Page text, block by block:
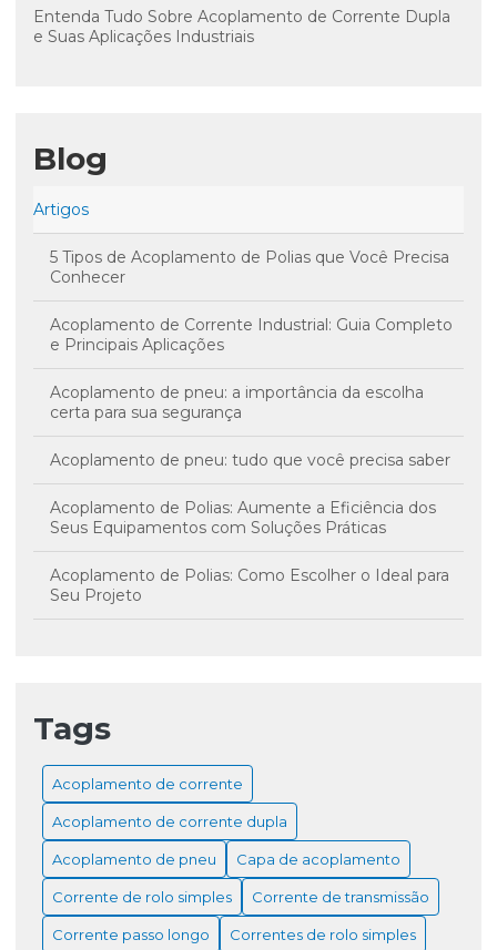
Entenda Tudo Sobre Acoplamento de Corrente Dupla
e Suas Aplicações Industriais
Blog
Artigos
5 Tipos de Acoplamento de Polias que Você Precisa
Conhecer
Acoplamento de Corrente Industrial: Guia Completo
e Principais Aplicações
Acoplamento de pneu: a importância da escolha
certa para sua segurança
Acoplamento de pneu: tudo que você precisa saber
Acoplamento de Polias: Aumente a Eficiência dos
Seus Equipamentos com Soluções Práticas
Acoplamento de Polias: Como Escolher o Ideal para
Seu Projeto
Acoplamentos de Borracha: Benefícios, Aplicações e
Capa de Acoplamento: Guia Completo para Escolha e
Aplicações
Capa para Acoplamento: Como Escolher e Suas
Vantagens
Como escolher o acoplamento borracha ideal para
Tags
Acoplamento de corrente
Acoplamento de corrente dupla
Acoplamento de pneu Capa de acoplamento
Corrente de rolo simples Corrente de transmissão
Corrente passo longo Correntes de rolo simples